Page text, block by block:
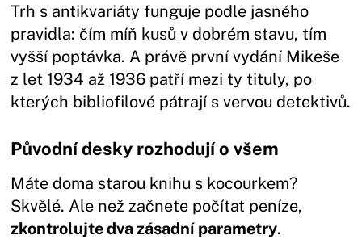
Trh s antikvariáty funguje podle jasného
pravidla: čím míň kusů v dobrém stavu, tím
vyšší poptávka. A právě první vydání Mikeše
z let 1934 až 1936 patří mezi ty tituly, po
kterých bibliofilové pátrají s vervou detektivů.
Původní desky rozhodují o všem
Máte doma starou knihu s kocourkem?
Skvělé. Ale než začnete počítat peníze,
zkontrolujte dva zásadní parametry.